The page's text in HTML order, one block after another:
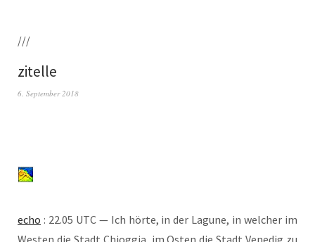
///
zitelle
6. September 2018
echo : 22.05 UTC — Ich hör­te, in der Lagu­ne, in wel­cher im